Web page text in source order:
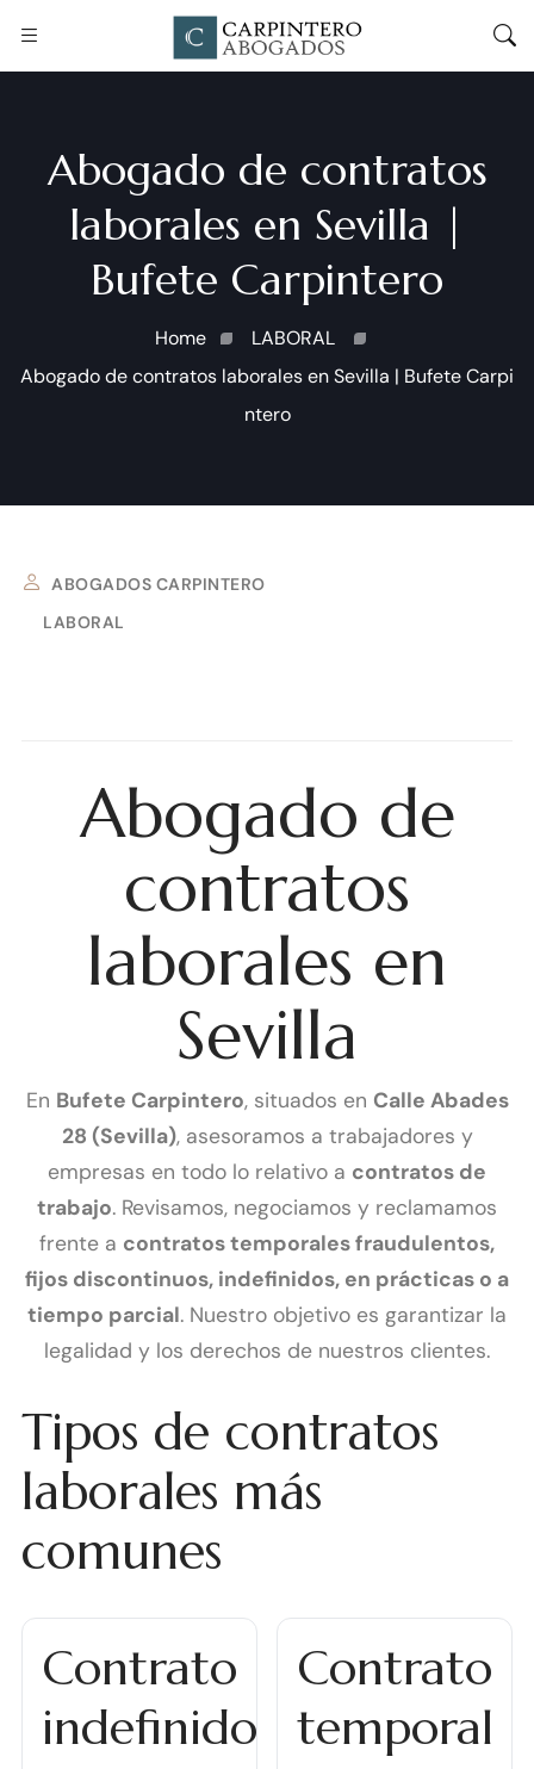
Abogado de contratos
laborales en Sevilla |
Bufete Carpintero
Home
LABORAL
Abogado de contratos laborales en Sevilla | Bufete Carpi
ntero
ABOGADOS CARPINTERO
LABORAL
Abogado de
contratos
laborales en
Sevilla
En Bufete Carpintero, situados en Calle Abades
28 (Sevilla), asesoramos a trabajadores y
empresas en todo lo relativo a contratos de
trabajo. Revisamos, negociamos y reclamamos
frente a contratos temporales fraudulentos,
fijos discontinuos, indefinidos, en prácticas o a
tiempo parcial. Nuestro objetivo es garantizar la
legalidad y los derechos de nuestros clientes.
Tipos de contratos
laborales más
comunes
Contrato
indefinido
Contrato
temporal